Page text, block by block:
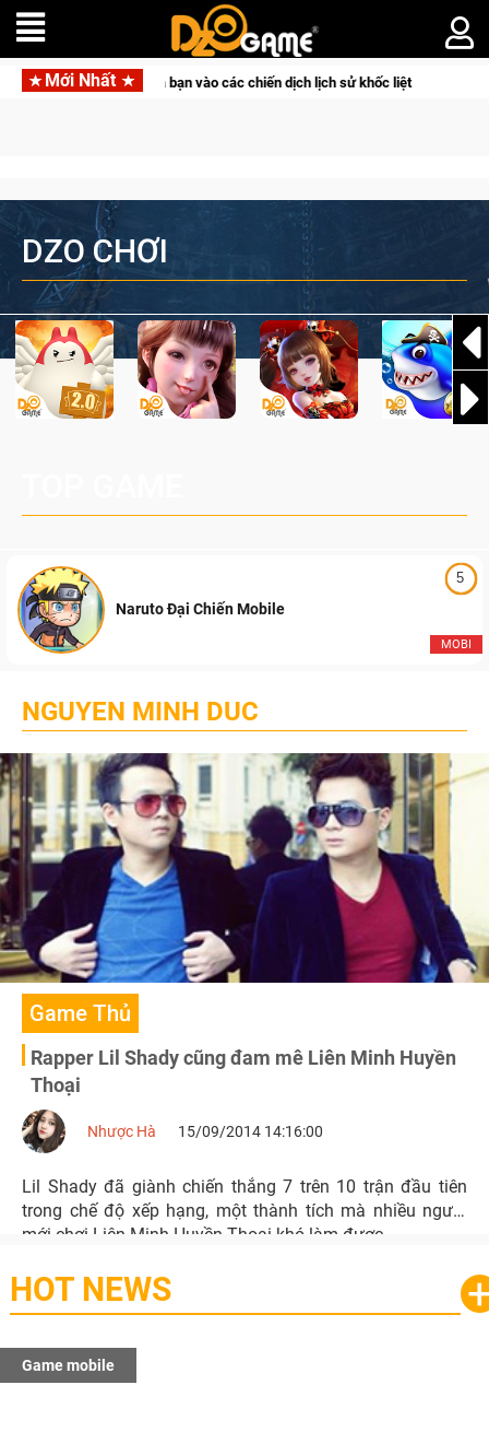
Mới Nhất
độ đỉnh cao đưa bạn vào các chiến dịch lịch sử khốc liệt
DZO CHƠI
5
MOBI
Naruto Đại Chiến Mobile
NGUYEN MINH DUC
Game Thủ
Rapper Lil Shady cũng đam mê Liên Minh Huyền
Thoại
Nhược Hà 15/09/2014 14:16:00
Lil Shady đã giành chiến thắng 7 trên 10 trận đầu tiên
trong chế độ xếp hạng, một thành tích mà nhiều người
mới chơi Liên Minh Huyền Thoại khó làm được.
HOT NEWS
Game mobile